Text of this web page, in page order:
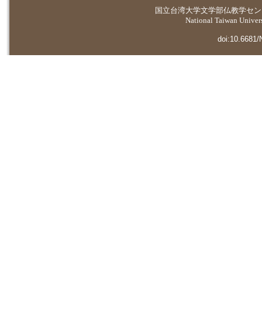
国立台湾大学文学部仏教学セ
National Taiwan
doi:10.6681/